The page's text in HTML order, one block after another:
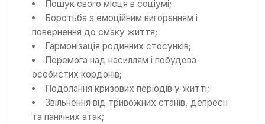
Пошук свого місця в соціумі;
Боротьба з емоційним вигоранням і
повернення до смаку життя;
Гармонізація родинних стосунків;
Перемога над насиллям і побудова
особистих кордонів;
Подолання кризових періодів у житті;
Звільнення від тривожних станів, депресії
та панічних атак;